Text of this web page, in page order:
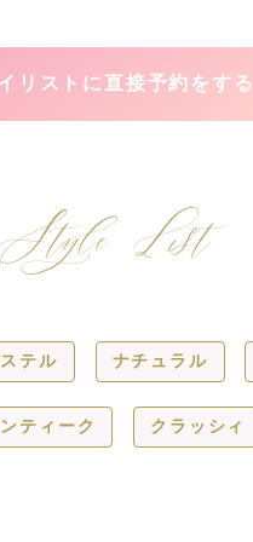
リストに直接予約をする
List
テル ナチュラル
ティーク クラッシィ